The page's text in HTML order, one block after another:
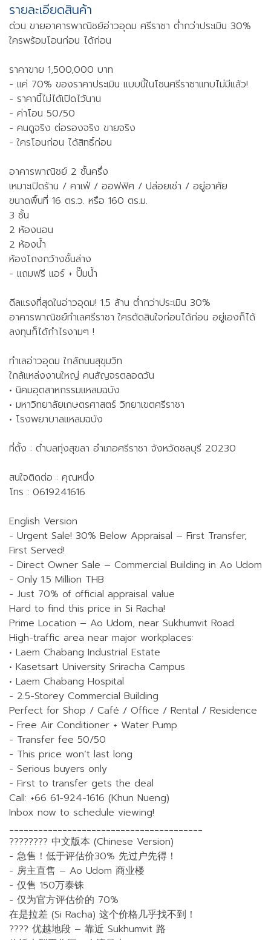
รายละเอียดสินค้า
ด่วน ขายอาคารพาณิชย์อ่าวอุดม ศรีราชา ต่ำกว่าประเมิน 30%
ใครพร้อมโอนก่อน ได้ก่อน
ราคาขาย 1,500,000 บาท
- แค่ 70% ของราคาประเมิน แบบนี้ในโซนศรีราชาแทบไม่มีแล้ว!
- ราคานี้ไม่ได้เปิดไว้นาน
- ค่าโอน 50/50
- คนดูจริง ต่อรองจริง ขายจริง
- ใครโอนก่อน ได้สิทธิ์ก่อน
อาคารพาณิชย์ 2 ชั้นครึ่ง
เหมาะเปิดร้าน / คาเฟ่ / ออฟฟิศ / ปล่อยเช่า / อยู่อาศัย
ขนาดพื้นที่ 16 ตร.ว. หรือ 160 ตร.ม.
3 ชั้น
2 ห้องนอน
2 ห้องน้ำ
ห้องโถงกว้างชั้นล่าง
- แถมฟรี แอร์ + ปั๊มน้ำ
ดีลแรงที่สุดในอ่าวอุดม! 1.5 ล้าน ต่ำกว่าประเมิน 30%
อาคารพาณิชย์ทำเลศรีราชา ใครตัดสินใจก่อนได้ก่อน อยู่เองก็ได้
ลงทุนก็ได้กำไรงามๆ !
ทำเลอ่าวอุดม ใกล้ถนนสุขุมวิท
ใกล้แหล่งงานใหญ่ คนสัญจรตลอดวัน
• นิคมอุตสาหกรรมแหลมฉบัง
• มหาวิทยาลัยเกษตรศาสตร์ วิทยาเขตศรีราชา
• โรงพยาบาลแหลมฉบัง
ที่ตั้ง : ตำบลทุ่งสุขลา อำเภอศรีราชา จังหวัดชลบุรี 20230
สนใจติดต่อ : คุณหนึ่ง
โทร : 0619241616
English Version
- Urgent Sale! 30% Below Appraisal – First Transfer,
First Served!
- Direct Owner Sale – Commercial Building in Ao Udom
- Only 1.5 Million THB
- Just 70% of official appraisal value
Hard to find this price in Si Racha!
Prime Location – Ao Udom, near Sukhumvit Road
High-traffic area near major workplaces:
• Laem Chabang Industrial Estate
• Kasetsart University Sriracha Campus
• Laem Chabang Hospital
- 2.5-Storey Commercial Building
Perfect for Shop / Café / Office / Rental / Residence
- Free Air Conditioner + Water Pump
- Transfer fee 50/50
- This price won’t last long
- Serious buyers only
- First to transfer gets the deal
Call: +66 61-924-1616 (Khun Nueng)
Inbox now to schedule viewing!
________________________________________
???????? 中文版本 (Chinese Version)
- 急售！低于评估价30% 先过户先得！
- 房主直售 – Ao Udom 商业楼
- 仅售 150万泰铢
- 仅为官方评估价的 70%
在是拉差 (Si Racha) 这个价格几乎找不到！
???? 优越地段 – 靠近 Sukhumvit 路